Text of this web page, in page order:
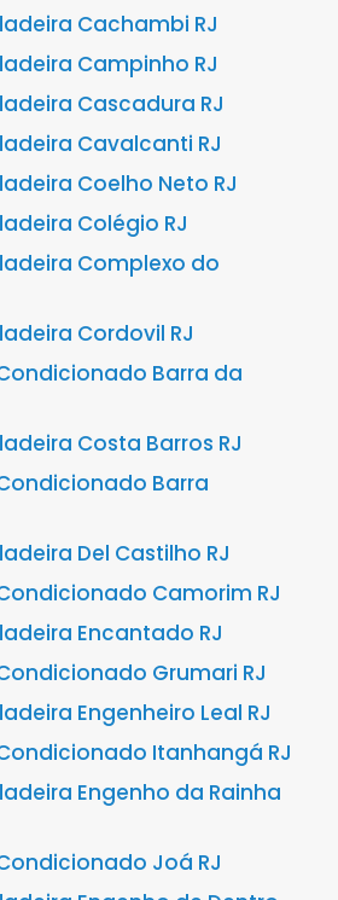
Cachambi RJ
Campinho RJ
Cascadura RJ
Cavalcanti RJ
Coelho Neto RJ
Colégio RJ
Complexo do
Cordovil RJ
Barra da
Costa Barros RJ
Barra
Del Castilho RJ
Camorim RJ
Encantado RJ
Grumari RJ
Engenheiro Leal RJ
Itanhangá RJ
Engenho da Rainha
Joá RJ